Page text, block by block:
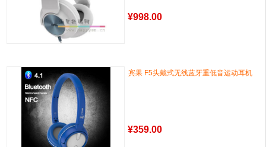
¥998.00
宾果 F5头戴式无线蓝牙重低音运动耳机
¥359.00